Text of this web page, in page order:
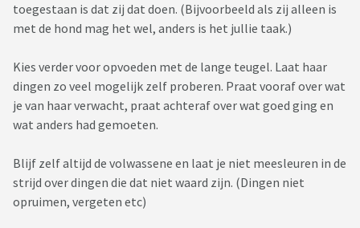
toegestaan is dat zij dat doen. (Bijvoorbeeld als zij alleen is
met de hond mag het wel, anders is het jullie taak.)
Kies verder voor opvoeden met de lange teugel. Laat haar
dingen zo veel mogelijk zelf proberen. Praat vooraf over wat
je van haar verwacht, praat achteraf over wat goed ging en
wat anders had gemoeten.
Blijf zelf altijd de volwassene en laat je niet meesleuren in de
strijd over dingen die dat niet waard zijn. (Dingen niet
opruimen, vergeten etc)